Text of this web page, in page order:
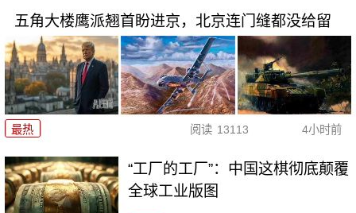
五角大楼鹰派翘首盼进京，北京连门缝都没给留
最热 阅读 13113 4小时前
“工厂的工厂”：中国这棋彻底颠覆
全球工业版图